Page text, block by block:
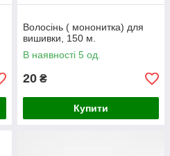
Волосінь ( мононитка) для
вишивки, 150 м.
В наявності 5 од.
20 ₴
Купити